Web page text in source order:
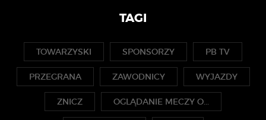
TAGI
TOWARZYSKI SPONSORZY PB TV
PRZEGRANA ZAWODNICY WYJAZDY
ZNICZ OGLĄDANIE MECZY O...